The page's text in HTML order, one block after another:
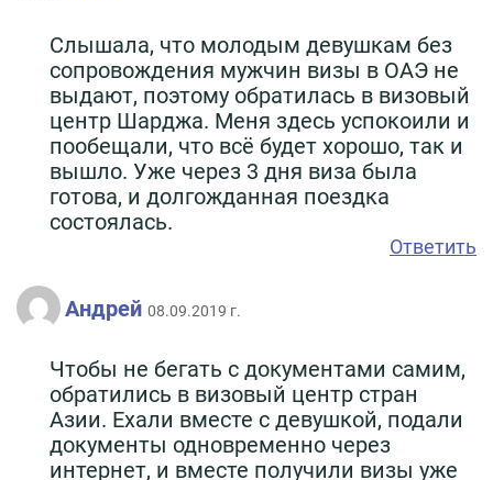
Слышала, что молодым девушкам без
сопровождения мужчин визы в ОАЭ не
выдают, поэтому обратилась в визовый
центр Шарджа. Меня здесь успокоили и
пообещали, что всё будет хорошо, так и
вышло. Уже через 3 дня виза была
готова, и долгожданная поездка
состоялась.
Ответить
Андрей 08.09.2019 г.
Чтобы не бегать с документами самим,
обратились в визовый центр стран
Азии. Ехали вместе с девушкой, подали
документы одновременно через
интернет, и вместе получили визы уже